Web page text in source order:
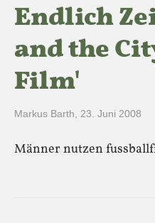
Endlich
and the
Film'
Markus Barth 23. Juni 2008
Männer nutzen